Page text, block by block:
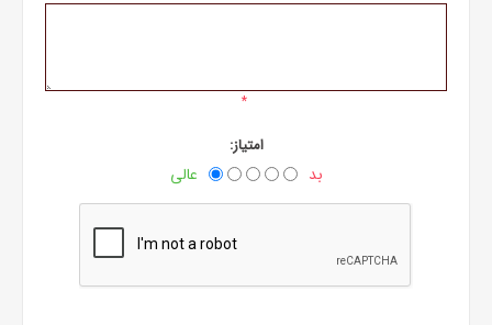
*
امتیاز:
بد عالی